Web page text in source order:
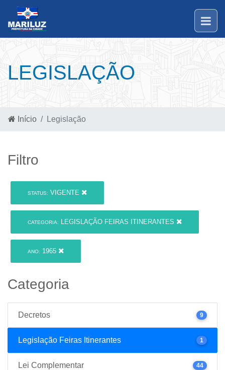
LEGISLAÇÃO
Início Legislação
Filtro
STATUS: VIGENTE
CATEGORIA: LEGISLAÇÃO FEIRAS ITINERANTES
ANO: 1965
Categoria
Decretos 9
Legislação Feiras Itinerantes 1
Lei Complementar 44